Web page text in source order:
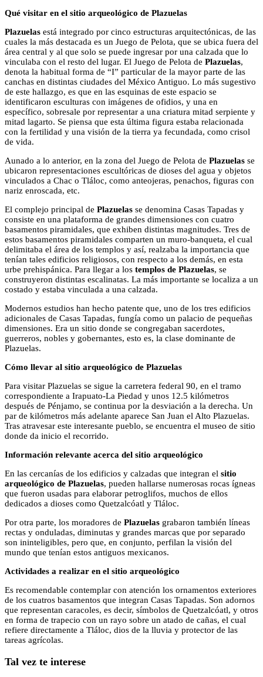
Qué visitar en el sitio arqueológico de Plazuelas
Plazuelas está integrado por cinco estructuras arquitectónicas, de las
cuales la más destacada es un Juego de Pelota, que se ubica fuera del
área central y al que solo se puede ingresar por una calzada que lo
vinculaba con el resto del lugar. El Juego de Pelota de Plazuelas,
denota la habitual forma de “I” particular de la mayor parte de las
canchas en distintas ciudades del México Antiguo. Lo más sugestivo
de este hallazgo, es que en las esquinas de este espacio se
identificaron esculturas con imágenes de ofidios, y una en
específico, sobresale por representar a una criatura mitad serpiente y
mitad lagarto. Se piensa que esta última figura estaba relacionada
con la fertilidad y una visión de la tierra ya fecundada, como crisol
de vida.
Aunado a lo anterior, en la zona del Juego de Pelota de Plazuelas se
ubicaron representaciones escultóricas de dioses del agua y objetos
vinculados a Chac o Tláloc, como anteojeras, penachos, figuras con
nariz enroscada, etc.
El complejo principal de Plazuelas se denomina Casas Tapadas y
consiste en una plataforma de grandes dimensiones con cuatro
basamentos piramidales, que exhiben distintas magnitudes. Tres de
estos basamentos piramidales comparten un muro-banqueta, el cual
delimitaba el área de los templos y así, realzaba la importancia que
tenían tales edificios religiosos, con respecto a los demás, en esta
urbe prehispánica. Para llegar a los templos de Plazuelas, se
construyeron distintas escalinatas. La más importante se localiza a un
costado y estaba vinculada a una calzada.
Modernos estudios han hecho patente que, uno de los tres edificios
adicionales de Casas Tapadas, fungía como un palacio de pequeñas
dimensiones. Era un sitio donde se congregaban sacerdotes,
guerreros, nobles y gobernantes, esto es, la clase dominante de
Plazuelas.
Cómo llevar al sitio arqueológico de Plazuelas
Para visitar Plazuelas se sigue la carretera federal 90, en el tramo
correspondiente a Irapuato-La Piedad y unos 12.5 kilómetros
después de Pénjamo, se continua por la desviación a la derecha. Un
par de kilómetros más adelante aparece San Juan el Alto Plazuelas.
Tras atravesar este interesante pueblo, se encuentra el museo de sitio
donde da inicio el recorrido.
Información relevante acerca del sitio arqueológico
En las cercanías de los edificios y calzadas que integran el sitio
arqueológico de Plazuelas, pueden hallarse numerosas rocas ígneas
que fueron usadas para elaborar petroglifos, muchos de ellos
dedicados a dioses como Quetzalcóatl y Tláloc.
Por otra parte, los moradores de Plazuelas grabaron también líneas
rectas y onduladas, diminutas y grandes marcas que por separado
son ininteligibles, pero que, en conjunto, perfilan la visión del
mundo que tenían estos antiguos mexicanos.
Actividades a realizar en el sitio arqueológico
Es recomendable contemplar con atención los ornamentos exteriores
de los cuatros basamentos que integran Casas Tapadas. Son adornos
que representan caracoles, es decir, símbolos de Quetzalcóatl, y otros
en forma de trapecio con un rayo sobre un atado de cañas, el cual
refiere directamente a Tláloc, dios de la lluvia y protector de las
tareas agrícolas.
Tal vez te interese